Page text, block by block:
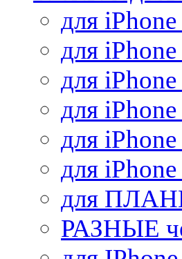
для
для
для
для
для
для
для
РАЗНЫЕ